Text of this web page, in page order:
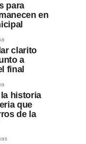
para
en
clarito
a
final
historia
que
de la